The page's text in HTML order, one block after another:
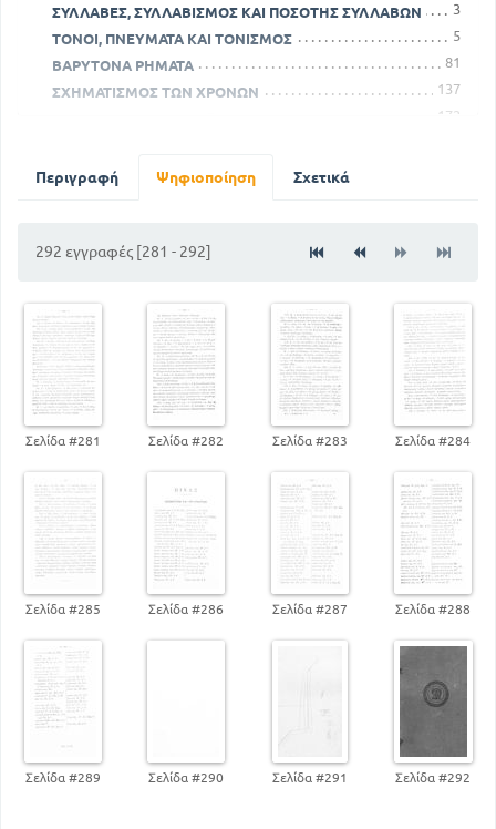
ΣΥΛΛΑΒΕΣ, ΣΥΛΛΑΒΙΣΜΟΣ ΚΑΙ ΠΟΣΟΤΗΣ ΣΥΛΛΑΒΩΝ
3
ΤΟΝΟΙ, ΠΝΕΥΜΑΤΑ ΚΑΙ ΤΟΝΙΣΜΟΣ
5
ΒΑΡΥΤΟΝΑ ΡΗΜΑΤΑ
81
ΣΧΗΜΑΤΙΣΜΟΣ ΤΩΝ ΧΡΟΝΩΝ
137
172
ΚΤΗΤΙΚΕΣ ΑΝΤΩΝΥΜΙΕΣ
Περιγραφή Ψηφιοποίηση Σχετικά
292 εγγραφές [281 - 292]
Σελίδα #281 Σελίδα #282 Σελίδα #283 Σελίδα #284
Σελίδα #285 Σελίδα #286 Σελίδα #287 Σελίδα #288
Σελίδα #289 Σελίδα #290 Σελίδα #291 Σελίδα #292